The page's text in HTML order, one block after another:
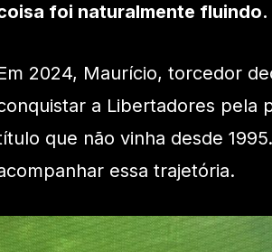
foi naturalmente fluindo.
2024, Maurício, torcedor
a Libertadores pela
que não vinha desde
essa trajetória.